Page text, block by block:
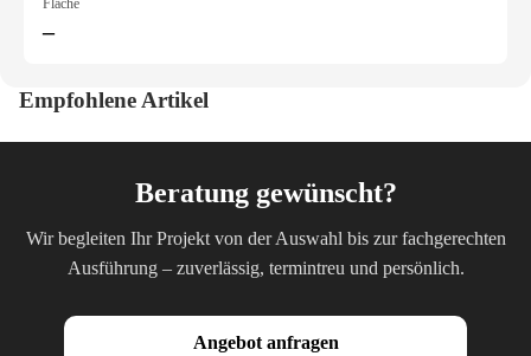
Fläche
–
Empfohlene Artikel
Beratung gewünscht?
Wir begleiten Ihr Projekt von der Auswahl bis zur fachgerechten
Ausführung – zuverlässig, termintreu und persönlich.
Angebot anfragen